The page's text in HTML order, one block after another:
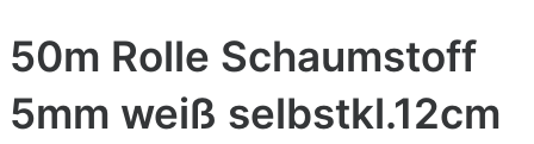
50m Rolle Schaumstoff
5mm weiß selbstkl.12cm